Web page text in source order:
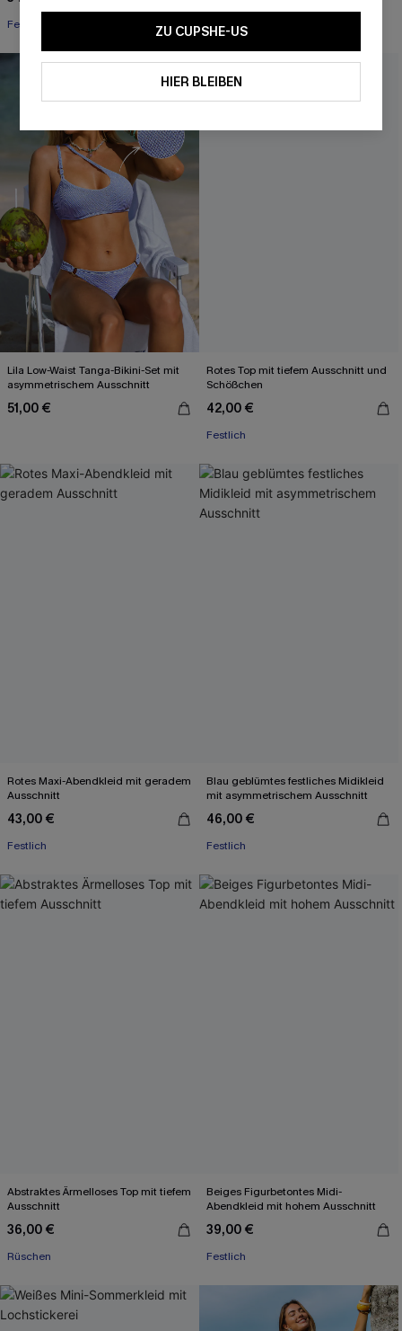
Festlich
Festlich
Lila Low-Waist Tanga-Bikini-Set mit
asymmetrischem Ausschnitt
51,00 €
Rotes Top mit tiefem Ausschnitt und
Schößchen
42,00 €
Festlich
Rotes Maxi-Abendkleid mit geradem
Ausschnitt
43,00 €
Festlich
Blau geblümtes festliches Midikleid
mit asymmetrischem Ausschnitt
46,00 €
Festlich
Abstraktes Ärmelloses Top mit tiefem
Ausschnitt
36,00 €
Rüschen
Beiges Figurbetontes Midi-
Abendkleid mit hohem Ausschnitt
39,00 €
Festlich
ZU CUPSHE-US
HIER BLEIBEN